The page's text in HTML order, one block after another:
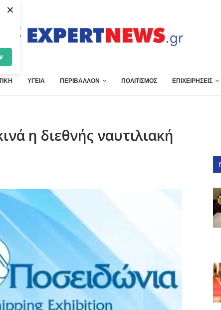
×
ΥΓΕΙΑ ΠΕΡΙΒΑΛΛΟΝ ΠΟΛΙΤΙΣΜΟΣ ΕΠΙΧΕΙΡΗΣΕΙΣ
η διεθνής ναυτιλιακή